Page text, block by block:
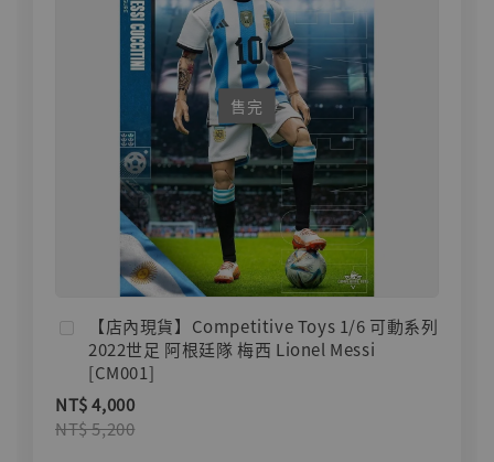
售完
【店內現貨】Competitive Toys 1/6 可動系列
2022世足 阿根廷隊 梅西 Lionel Messi
[CM001]
NT$ 4,000
NT$ 5,200